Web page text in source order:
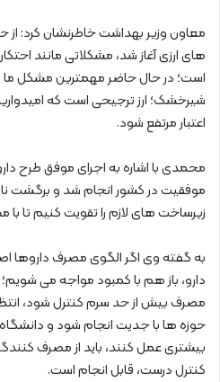
معاون وزیر بهداشت خاطرنشان کرد:
های ارزی آغاز شد، مشکلاتی مانند
است؛ در حال حاضر مهمترین مشکل ما
شیرخشک؛ ارز ترجیحی است که
اعتبار مرتفع شود.
محمدی با اشاره به اجرای موفق طرح
موفقیت در کشور انجام شد و برگشت
زیرساخت های لازم را تقویت کنیم تا
به گفته وی اگر الگوی مصرف داروها
دارو، باز هم با کمبود مواجه می
مصرف بیش از حد سرم کنترل شود،
حوزه ها با جدیت انجام شود و
بیشتری عمل کنند، باید از مصرف
کنترل درست، قابل انجام است.